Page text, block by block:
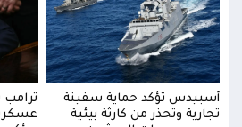
أسبيدس تؤكد حماية سفينة
تجارية وتحذر من كارثة بيئية